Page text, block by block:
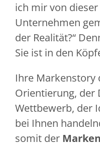
ich mir von
Unternehmen
der Realität?“
Sie ist in den
Ihre Markenstory
Orientierung, der
Wettbewerb, der
bei Ihnen
somit der